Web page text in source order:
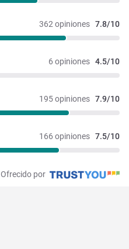
362 opiniones 7.8/10
6 opiniones 4.5/10
195 opiniones 7.9/10
166 opiniones 7.5/10
Ofrecido por